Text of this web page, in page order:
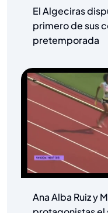
El Algeciras
primero de sus
pretemporada
Ana Alba Ruiz y